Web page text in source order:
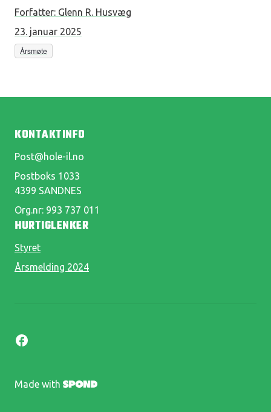
Forfatter: Glenn R. Husvæg
23. januar 2025
Årsmøte
KONTAKTINFO
Post@hole-il.no
Postboks 1033
4399 SANDNES
Org.nr: 993 737 011
HURTIGLENKER
Styret
Årsmelding 2024
Made with